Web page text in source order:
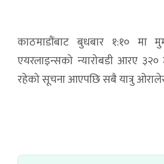
काठमाडौंबाट बुधबार १:१० मा
एयरलाइन्सको न्यारोबडी आरए
रहेको सूचना आएपछि सबै यात्रु